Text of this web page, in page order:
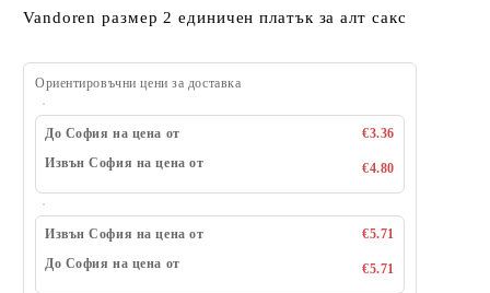
Vandoren размер 2 единичен платък за алт сакс
Ориентировъчни цени за доставка
До София на цена от
€3.36
Извън София на цена от
€4.80
Извън София на цена от
€5.71
До София на цена от
€5.71